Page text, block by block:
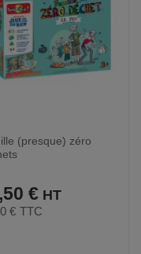
(presque) zéro
€
€ TTC